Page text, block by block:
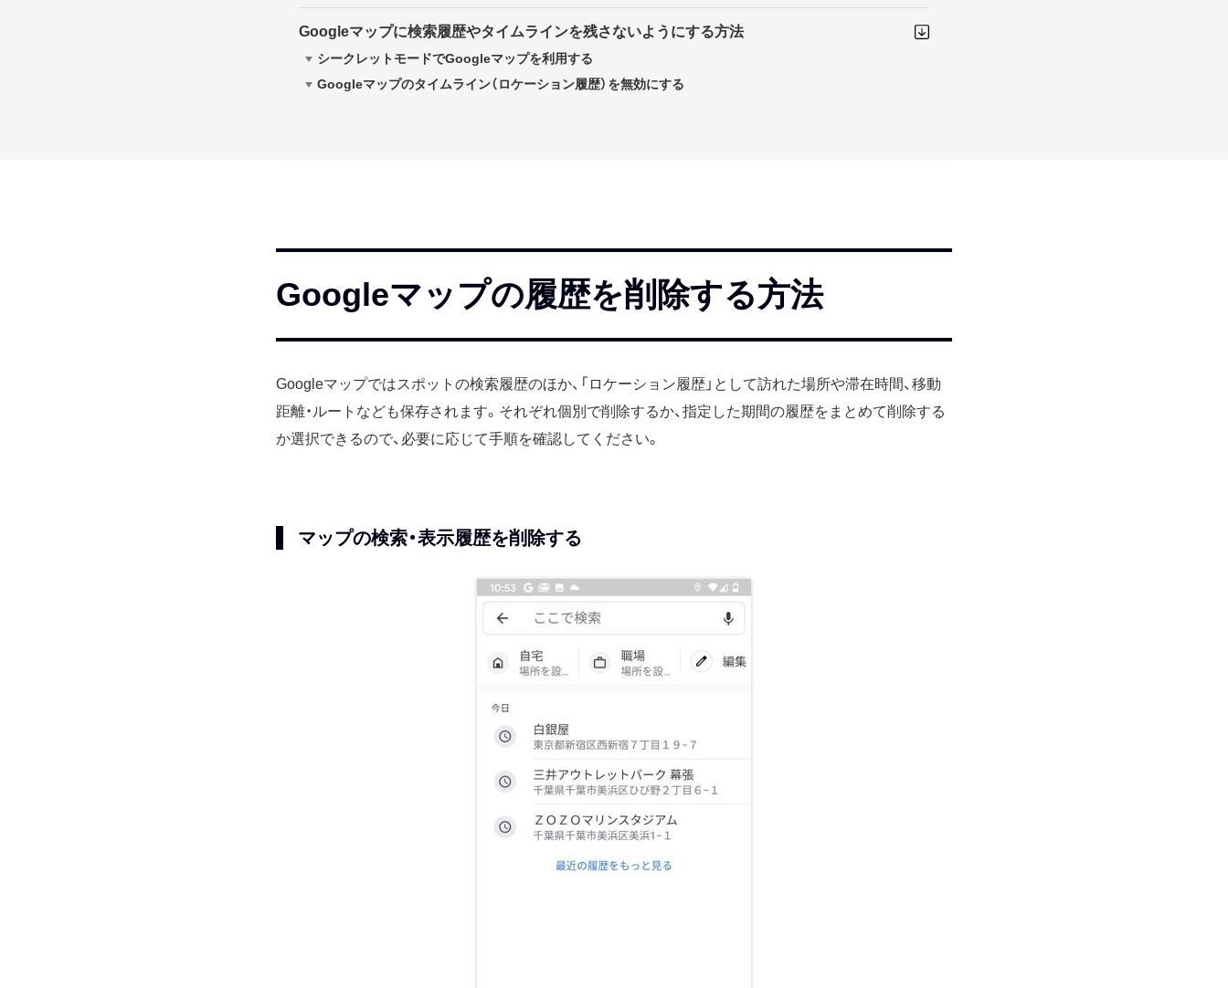
Googleマップに検索履歴やタイムラインを残さないようにする方法
シークレットモードでGoogleマップを利用する
Googleマップのタイムライン（ロケーション履歴）を無効にする
Googleマップの履歴を削除する方法
Googleマップではスポットの検索履歴のほか、「ロケーション履歴」として訪れた場所や滞在時間、移動
距離・ルートなども保存されます。それぞれ個別で削除するか、指定した期間の履歴をまとめて削除する
か選択できるので、必要に応じて手順を確認してください。
マップの検索・表示履歴を削除する